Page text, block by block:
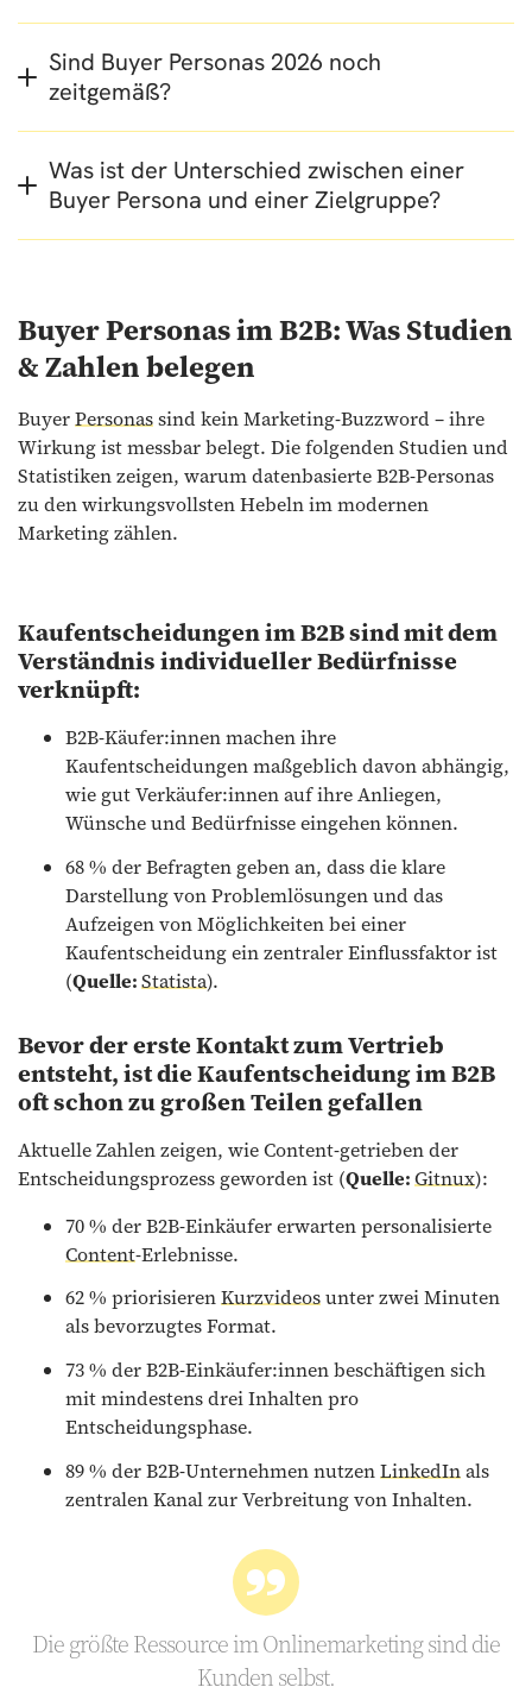
Sind Buyer Personas 2026 noch
zeitgemäß?
Was ist der Unterschied zwischen einer
Buyer Persona und einer Zielgruppe?
Buyer Personas im B2B: Was Studien
& Zahlen belegen
BuyerPersonassind kein Marketing-Buzzword – ihre
Wirkung ist messbar belegt. Die folgenden Studien und
Statistiken zeigen, warum datenbasierte B2B-Personas
zu den wirkungsvollsten Hebeln im modernen
Marketing zählen.
Kaufentscheidungen im B2B sind mit dem
Verständnis individueller Bedürfnisse
verknüpft:
B2B-Käufer:innen machen ihre
Kaufentscheidungen maßgeblich davon abhängig,
wie gut Verkäufer:innen auf ihre Anliegen,
Wünsche und Bedürfnisse eingehen können.
68 % der Befragten geben an, dass die klare
Darstellung von Problemlösungen und das
Aufzeigen von Möglichkeiten bei einer
Kaufentscheidung ein zentraler Einflussfaktor ist
(Quelle:Statista).
Bevor der erste Kontakt zum Vertrieb
entsteht, ist die Kaufentscheidung im B2B
oft schon zu großen Teilen gefallen
Aktuelle Zahlen zeigen, wie Content-getrieben der
Entscheidungsprozess geworden ist (Quelle:Gitnux):
70 % der B2B-Einkäufer erwarten personalisierte
Content-Erlebnisse.
62 % priorisierenKurzvideosunter zwei Minuten
als bevorzugtes Format.
73 % der B2B-Einkäufer:innen beschäftigen sich
mit mindestens drei Inhalten pro
Entscheidungsphase.
89 % der B2B-Unternehmen nutzenLinkedInals
zentralen Kanal zur Verbreitung von Inhalten.
Die größte Ressource im Onlinemarketing sind die
Kunden selbst.